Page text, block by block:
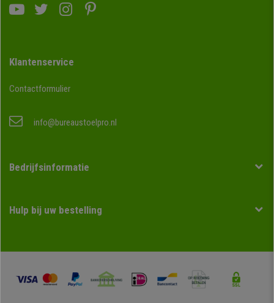
Klantenservice
Contactformulier
info@bureaustoelpro.nl
Bedrijfsinformatie
Hulp bij uw bestelling